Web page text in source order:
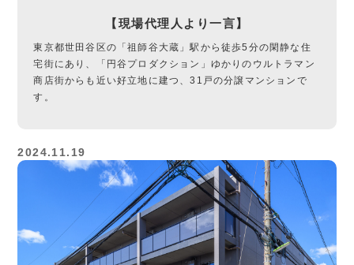
【現場代理人より一言】
東京都世田谷区の「祖師谷大蔵」駅から徒歩5分の閑静な住
宅街にあり、「円谷プロダクション」ゆかりのウルトラマン
商店街からも近い好立地に建つ、31戸の分譲マンションで
す。
2024.11.19